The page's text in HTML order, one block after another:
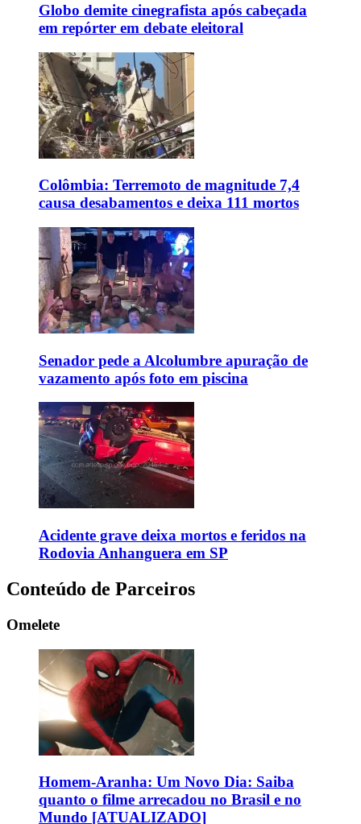
Globo demite cinegrafista após cabeçada
em repórter em debate eleitoral
Colômbia: Terremoto de magnitude 7,4
causa desabamentos e deixa 111 mortos
Senador pede a Alcolumbre apuração de
vazamento após foto em piscina
Acidente grave deixa mortos e feridos na
Rodovia Anhanguera em SP
Conteúdo de Parceiros
Omelete
Homem-Aranha: Um Novo Dia: Saiba
quanto o filme arrecadou no Brasil e no
Mundo [ATUALIZADO]